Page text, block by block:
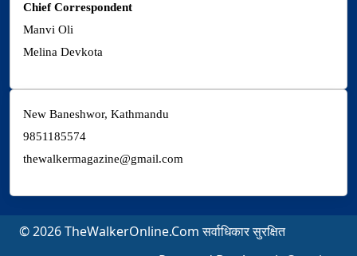
Chief Correspondent
Manvi Oli
Melina Devkota
New Baneshwor, Kathmandu
9851185574
thewalkermagazine@gmail.com
© 2026 TheWalkerOnline.Com सर्वाधिकार सुरक्षित